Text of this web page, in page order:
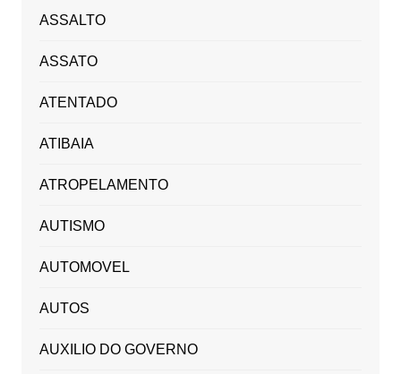
ASSALTO
ASSATO
ATENTADO
ATIBAIA
ATROPELAMENTO
AUTISMO
AUTOMOVEL
AUTOS
AUXILIO DO GOVERNO